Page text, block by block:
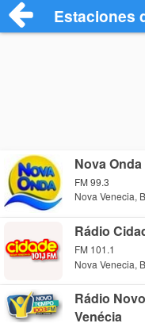
Estaciones
Nova Onda
FM 99.3
Nova Venecia,
Rádio
FM 101.1
Nova Venecia,
Rádio
Venécia